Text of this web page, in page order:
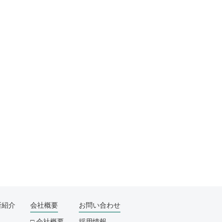
介 会社概要 お問い合わせ